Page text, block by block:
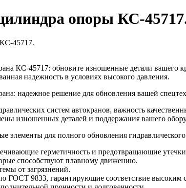
опоры КС-
45717.
КС-45717: обновите изношенные детали вашего
надежность в условиях высокого давления.
надежное решение для обновления вашей
систем автокранов, важность
изношенных деталей и поддержания вашего
элементы для полного обновления
герметичность и предотвращающие
способствуют плавному движению.
от загрязнений.
ГОСТ 9833, гарантирующие соответствие высоким